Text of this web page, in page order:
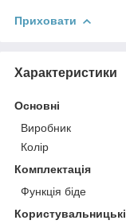
Приховати
Характеристики
Основні
Виробник
Колір
Комплектація
Функція біде